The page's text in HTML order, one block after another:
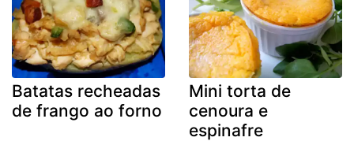
Batatas recheadas
de frango ao forno
Mini torta de
cenoura e
espinafre